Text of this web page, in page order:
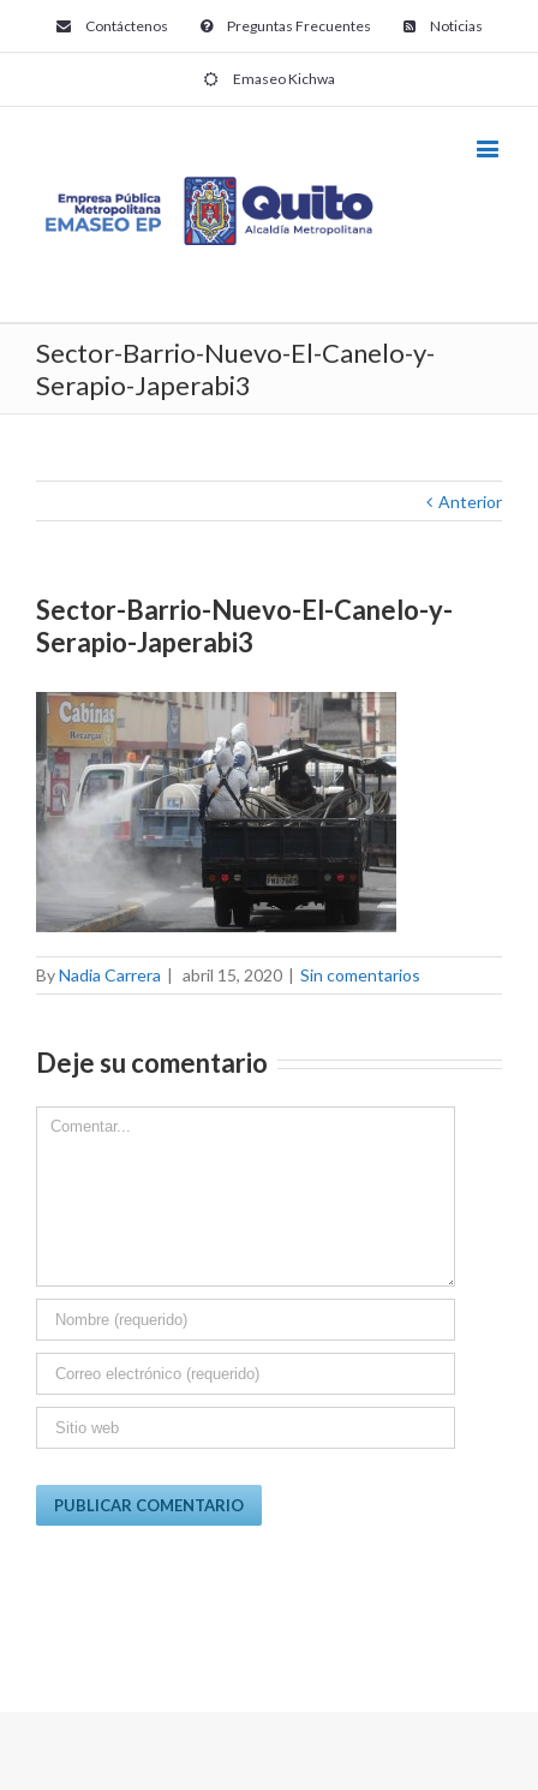
Contáctenos Preguntas Frecuentes Noticias
Emaseo Kichwa
Sector-Barrio-Nuevo-El-Canelo-y-
Serapio-Japerabi3
Anterior
Sector-Barrio-Nuevo-El-Canelo-y-
Serapio-Japerabi3
ByNadia Carrera | abril 15, 2020 | Sin comentarios
Deje su comentario
Comment